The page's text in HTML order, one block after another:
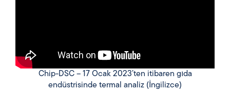
Chip-DSC – 17 Ocak 2023’ten itibaren gıda
endüstrisinde termal analiz (İngilizce)